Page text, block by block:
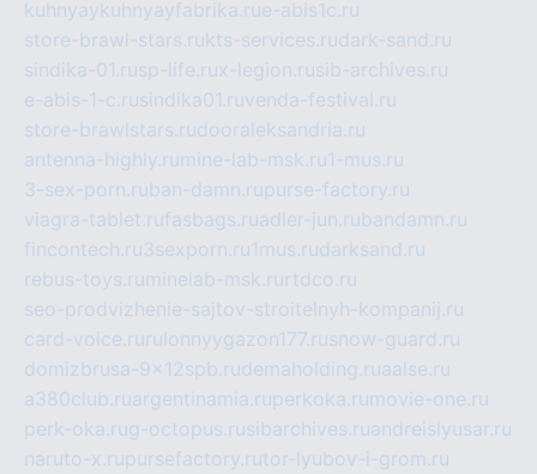
kuhnyaykuhnyayfabrika.rue-abis1c.ru
store-brawl-stars.rukts-services.rudark-sand.ru
sindika-01.rusp-life.rux-legion.rusib-archives.ru
e-abis-1-c.rusindika01.ruvenda-festival.ru
store-brawlstars.rudooraleksandria.ru
antenna-highly.ru mine-lab-msk.ru1-mus.ru
3-sex-porn.ruban-damn.rupurse-factory.ru
viagra-tablet.rufasbags.ruadler-jun.rubandamn.ru
fincontech.ru3sexporn.ru1mus.rudarksand.ru
rebus-toys.ru minelab-msk.ru rtdco.ru
seo-prodvizhenie-sajtov-stroitelnyh-kompanij.ru
card-voice.ru rulonnyygazon177.rusnow-guard.ru
domizbrusa-9x12spb.rudemaholding.ruaalse.ru
a380club.ruargentinamia.ruperkoka.ru movie-one.ru
perk-oka.rug-octopus.rusibarchives.ruandreislyusar.ru
naruto-x.rupursefactory.rutor-lyubov-i-grom.ru